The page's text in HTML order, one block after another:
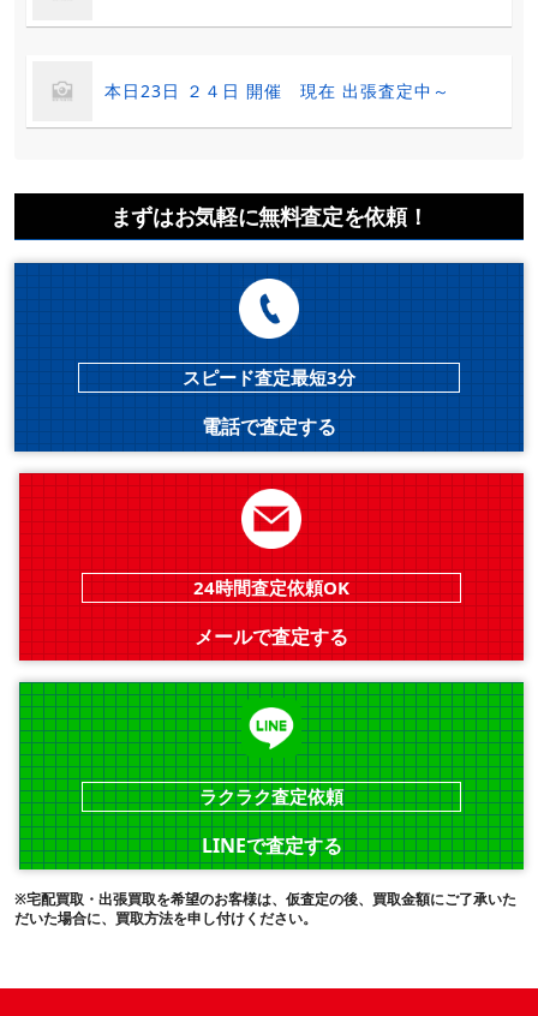
本日23日 ２４日 開催 現在 出張査定中～
まずはお気軽に無料査定を依頼！
スピード査定最短3分
電話で査定する
24時間査定依頼OK
メールで査定する
ラクラク査定依頼
LINEで査定する
※宅配買取・出張買取を希望のお客様は、仮査定の後、買取金額にご了承いた
だいた場合に、買取方法を申し付けください。